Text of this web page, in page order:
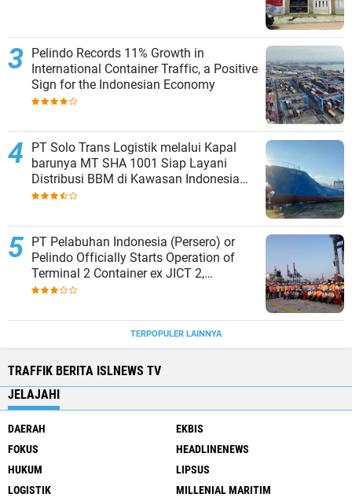
Pelindo Records 11% Growth in
International Container Traffic, a Positive
Sign for the Indonesian Economy
PT Solo Trans Logistik melalui Kapal
barunya MT SHA 1001 Siap Layani
Distribusi BBM di Kawasan Indonesia
bagian Timur
PT Pelabuhan Indonesia (Persero) or
Pelindo Officially Starts Operation of
Terminal 2 Container ex JICT 2,
Strengthening Productivity of Tanjung
TERPOPULER LAINNYA
TRAFFIK BERITA ISLNEWS TV
JELAJAHI
DAERAH
EKBIS
FOKUS
HEADLINENEWS
HUKUM
LIPSUS
LOGISTIK
MILLENIAL MARITIM